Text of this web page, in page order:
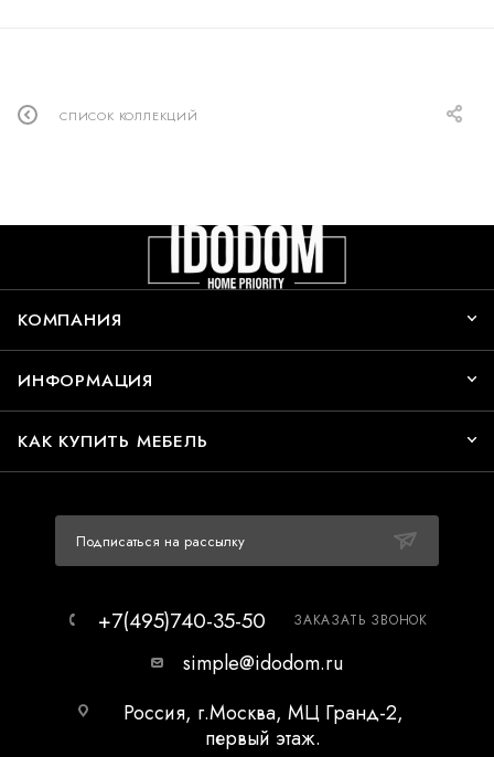
СПИСОК КОЛЛЕКЦИЙ
КОМПАНИЯ
ИНФОРМАЦИЯ
КАК КУПИТЬ МЕБЕЛЬ
Подписаться на рассылку
+7(495)740-35-50 ЗАКАЗАТЬ ЗВОНОК
simple@idodom.ru
Россия, г.Москва, МЦ Гранд-2,
первый этаж.